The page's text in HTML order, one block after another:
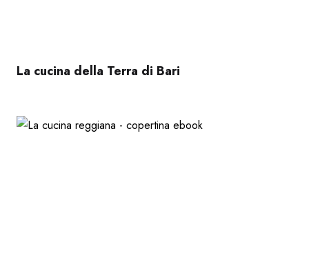
La cucina della Terra di Bari